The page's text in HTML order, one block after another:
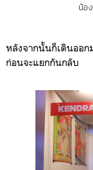
น้อ
หลังจากนั้นก็เดินออ
ก่อนจะแยกกันกลับ